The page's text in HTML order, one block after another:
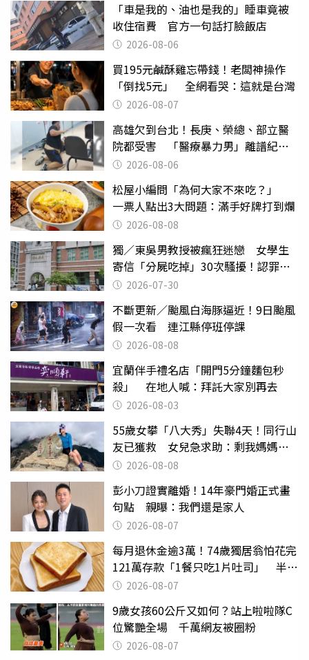
「車是我的、油也是我的」睡車竟被
收住宿費 官方一句話打臉飯店
2026-08-06
買195元鹹酥雞忘帶錢！老闆神操作
「倒找5元」 全網看哭：這就是台灣
2026-08-07
高雄欠到台北！長庚、榮總、部立醫
院都受害 「醫療暴力男」離譜紀錄
曝光2026-08-06
松屋小編問「為何大家不來吃？」
一票人點出3大問題：滿手好牌打到爛
2026-08-08
獨／東吳男教授被瘋狂迷戀 女學生
寄信「分屍吃掉」30次騷擾！認罪免
關 2026-07-30
不斷更新／颱風白海豚逼近！9日颱風
假一次看 連江縣停班停課
2026-08-08
宜蘭伴手禮名店「開門5分鐘麵包秒
殺」 在地人喊：拜託大家別再去
2026-08-03
55歲女攀「八大秀」失聯4天！同行山
友已獲救 女兒急求助：剩我媽媽還
沒找到
2026-08-08
彭小刀證實離婚！14年豪門婚正式畫
句點 親曝：我們還是家人
2026-08-07
每月退休金逾3萬！74歲獨居翁怕花完
121萬存款「1餐只吃1片吐司」 半年
後暴瘦嚇壞女兒
2026-08-07
9歲女孩60公斤又如何？站上啦啦隊C
位驚艷全場 千萬網友被圈粉
2026-08-07